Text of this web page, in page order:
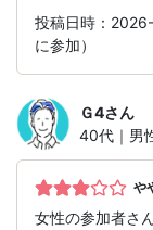
投稿日時：
に参加）
Ｇ4さん
40代｜男
や
女性の参加者さ